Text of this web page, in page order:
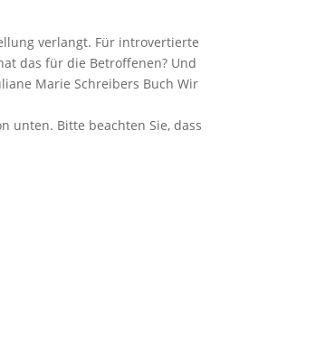
verlangt. Für introvertierte
das für die Betroffenen? Und
Marie Schreibers Buch Wir
unten. Bitte beachten Sie, dass